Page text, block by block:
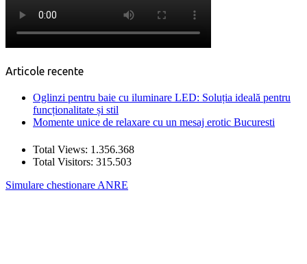
Articole recente
Oglinzi pentru baie cu iluminare LED: Soluția ideală pentru
funcționalitate și stil
Momente unice de relaxare cu un mesaj erotic Bucuresti
Total Views: 1.356.368
Total Visitors: 315.503
Simulare chestionare ANRE